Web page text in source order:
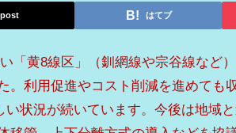
post はてブ
「黄8線区」（釧網線や宗谷線など
。利用促進やコスト削減を進めても
い状況が続いています。今後は地域